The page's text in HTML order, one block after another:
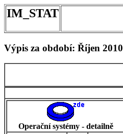
IM_STAT
Výpis za období: Říjen 2010
Operační systémy - detailně